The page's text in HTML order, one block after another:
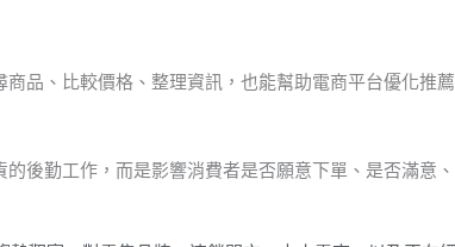
品、比較價格、整理資訊，也能幫助電商平台優化推
後勤工作，而是影響消費者是否願意下單、是否滿意